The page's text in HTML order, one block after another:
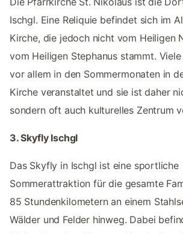
Ischgl. Eine Reliquie befindet sich im
Kirche, die jedoch nicht vom Heiligen
vom Heiligen Stephanus stammt.
vor allem in den Sommermonaten in
Kirche veranstaltet und sie ist daher
sondern oft auch kulturelles Zentrum
3. Skyfly Ischgl
Das Skyfly in Ischgl ist eine sportliche
Sommerattraktion für die gesamte
85 Stundenkilometern an einem
Wälder und Felder hinweg. Dabei